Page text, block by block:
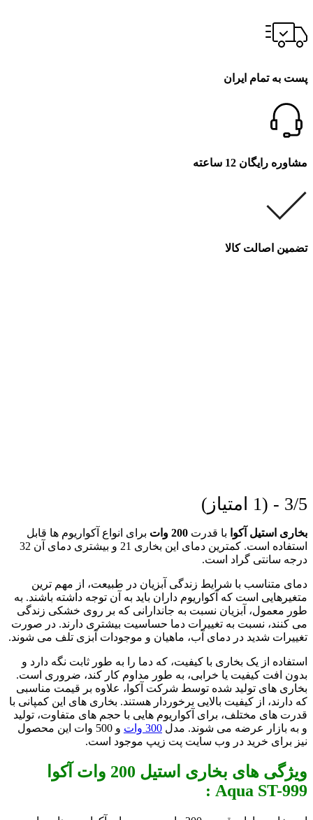
پست به تمام ایران
مشاوره رایگان 12 ساعته
تضمین اصالت کالا
3/5 - (1 امتیاز)
بخاری استیل آکوا با قدرت 200 وات
برای انواع آکواریوم ها قابل
استفاده است. کمترین دمای این بخاری 21 و بیشتری دمای آن 32
درجه سانتی گراد است.
دمای متناسب با شرایط زندگی آبزیان در طبیعت، از مهم ترین
متغیرهایی است که آکواریوم داران باید به آن توجه داشته باشند. به
طور معمول، آبزیان نسبت به جاندارانی که بر روی خشکی زندگی
می کنند، نسبت به تغییرات دما حساسیت بیشتری دارند. در صورت
تغییرات شدید در دمای آب، ماهیان و موجودات آبزی تلف می شوند.
استفاده از یک بخاری با کیفیت، که دما را به طور ثابت نگه دارد و
بدون افت کیفیت یا خرابی، به طور مداوم کار کند، ضروری است.
بخاری های تولید شده توسط شرکت آکوا، علاوه بر قیمت مناسبی
که دارند، از کیفیت بالایی برخوردار هستند. بخاری های این کمپانی با
قدرت های مختلف، برای آکواریوم هایی با حجم های متفاوت، تولید
و به بازار عرضه می شوند. مدل 300 وات
و 500 وات این محصول
نیز برای خرید در وب سایت پت زیپ موجود است.
ویژگی های بخاری استیل 200 وات آکوا
Aqua ST-999 :